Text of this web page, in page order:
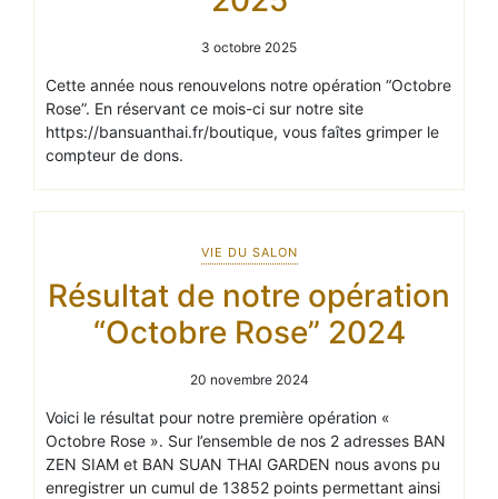
3 octobre 2025
Cette année nous renouvelons notre opération “Octobre
Rose”. En réservant ce mois-ci sur notre site
https://bansuanthai.fr/boutique, vous faîtes grimper le
compteur de dons.
VIE DU SALON
Résultat de notre opération
“Octobre Rose” 2024
20 novembre 2024
Voici le résultat pour notre première opération «
Octobre Rose ». Sur l’ensemble de nos 2 adresses BAN
ZEN SIAM et BAN SUAN THAI GARDEN nous avons pu
enregistrer un cumul de 13852 points permettant ainsi